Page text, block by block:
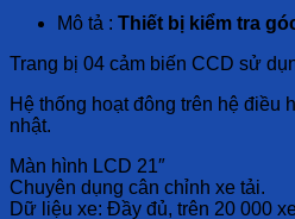
Mô tả : Thiết bị kiểm tra
Trang bị 04 cảm biến CCD sử
Hệ thống hoạt đông trên hệ điều
nhật.
Màn hình LCD 21″
Chuyên dụng cân chỉnh xe tải.
Dữ liệu xe: Đầy đủ, trên 20 000